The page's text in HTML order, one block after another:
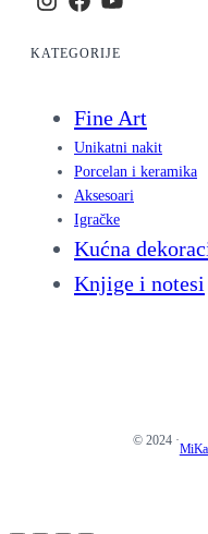
KATEGORIJE
Fine Art
Unikatni nakit
Porcelan i keramika
Aksesoari
Igračke
Kućna
Knjige i notesi
© 2024 ·